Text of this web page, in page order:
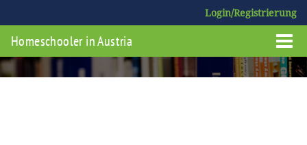
Login/Registrierung
Homeschooler in Austria